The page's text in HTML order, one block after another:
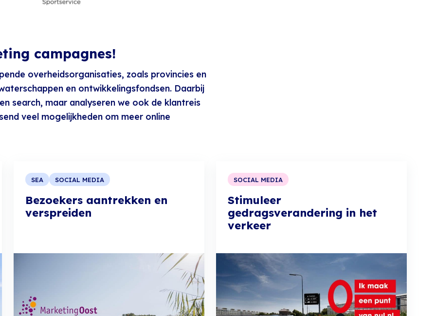
campagnes!
overheidsorganisaties, zoals provincies en
en ontwikkelingsfondsen. Daarbij
search, maar analyseren we ook de klantreis
veel mogelijkheden om meer online
Bezoekers aantrekken en
verspreiden
SEA SOCIAL MEDIA
Stimuleer
gedragsverandering in het
verkeer
SOCIAL MEDIA